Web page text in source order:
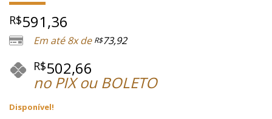
R$591,36
Em até 8x de R$73,92
R$502,66
no PIX ou BOLETO
Disponível!